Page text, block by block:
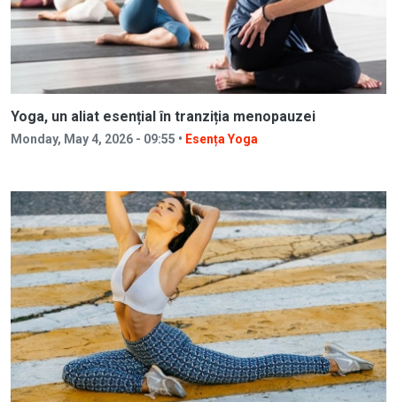
Yoga, un aliat esențial în tranziția menopauzei
Monday, May 4, 2026 - 09:55 • Esența Yoga